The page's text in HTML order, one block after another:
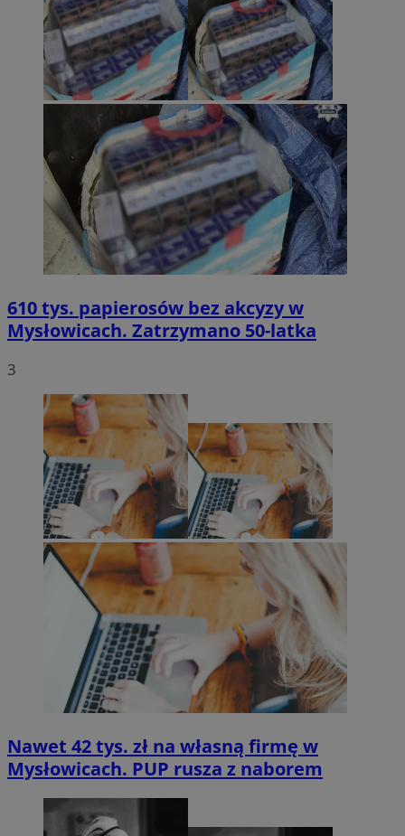
610 tys. papierosów bez akcyzy w
Mysłowicach. Zatrzymano 50-latka
3
Nawet 42 tys. zł na własną firmę w
Mysłowicach. PUP rusza z naborem